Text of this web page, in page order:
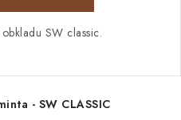
SW classic.
- SW CLASSIC